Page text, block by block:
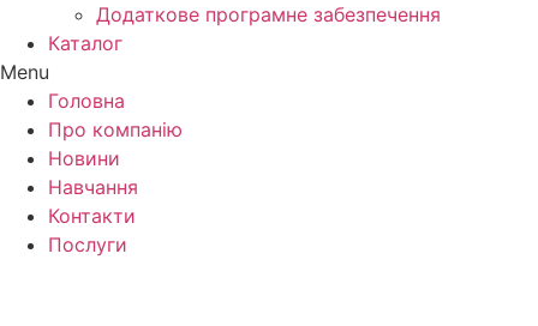
Додаткове програмне забезпечення
Каталог
Menu
Головна
Про компанію
Новини
Навчання
Контакти
Послуги